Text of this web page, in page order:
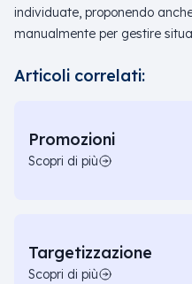
individuate, proponendo
manualmente per gestire
Articoli correlati:
Promozioni
Scopri di più
Targetizzazione
Scopri di più